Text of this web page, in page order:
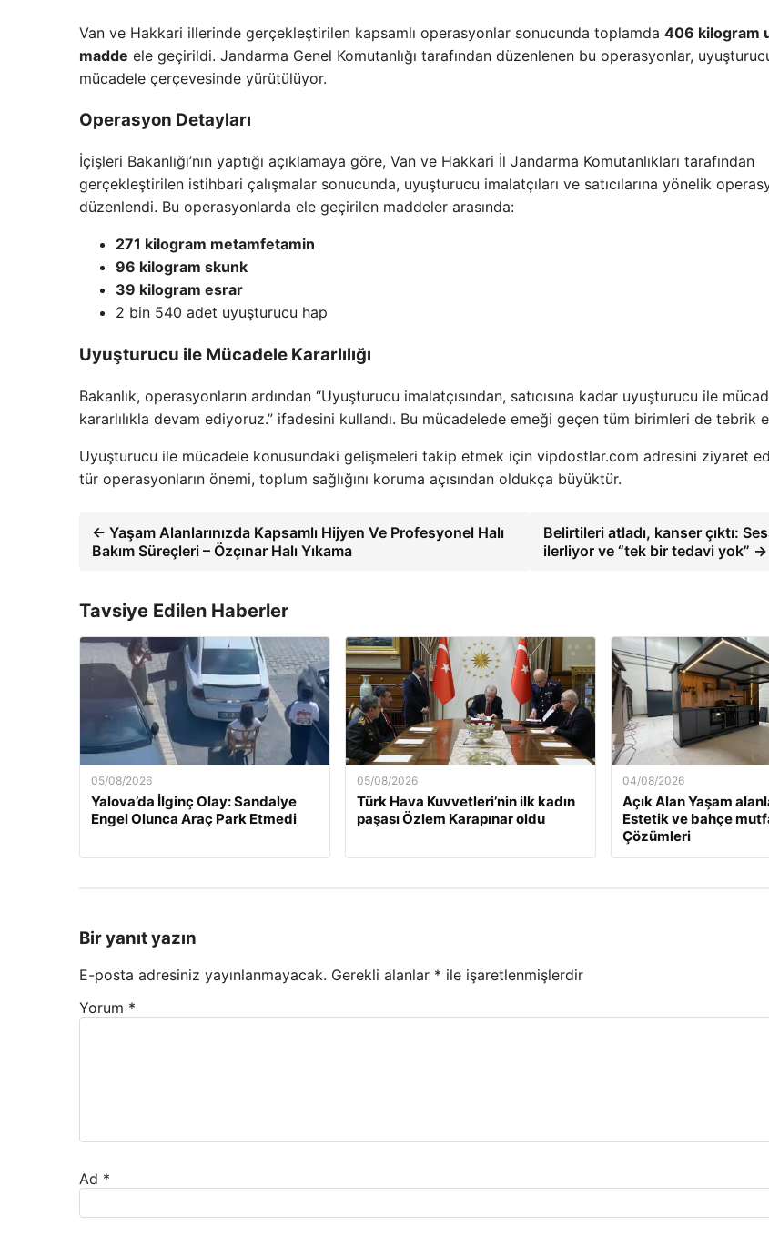
Van ve Hakkari illerinde gerçekleştirilen kapsamlı operasyonlar sonucunda toplamda 406 kilogram
madde ele geçirildi. Jandarma Genel Komutanlığı tarafından düzenlenen bu operasyonlar,
mücadele çerçevesinde yürütülüyor.
Operasyon Detayları
İçişleri Bakanlığı’nın yaptığı açıklamaya göre, Van ve Hakkari İl Jandarma Komutanlıkları tarafından
gerçekleştirilen istihbari çalışmalar sonucunda, uyuşturucu imalatçıları ve satıcılarına yönelik
düzenlendi. Bu operasyonlarda ele geçirilen maddeler arasında:
271 kilogram metamfetamin
96 kilogram skunk
39 kilogram esrar
2 bin 540 adet uyuşturucu hap
Uyuşturucu ile Mücadele Kararlılığı
Bakanlık, operasyonların ardından “Uyuşturucu imalatçısından, satıcısına kadar uyuşturucu ile
kararlılıkla devam ediyoruz.” ifadesini kullandı. Bu mücadelede emeği geçen tüm birimleri de tebrik
Uyuşturucu ile mücadele konusundaki gelişmeleri takip etmek için vipdostlar.com adresini ziyaret
tür operasyonların önemi, toplum sağlığını koruma açısından oldukça büyüktür.
← Yaşam Alanlarınızda Kapsamlı Hijyen Ve Profesyonel Halı
Bakım Süreçleri – Özçınar Halı Yıkama
Belirtileri atladı, kanser çıktı:
ilerliyor ve “tek bir tedavi yok” →
Tavsiye Edilen Haberler
05/08/2026
Yalova’da İlginç Olay: Sandalye
Engel Olunca Araç Park Etmedi
05/08/2026
Türk Hava Kuvvetleri’nin ilk kadın
paşası Özlem Karapınar oldu
04/08/2026
Açık Alan Yaşam
Estetik ve bahçe
Çözümleri
Bir yanıt yazın
E-posta adresiniz yayınlanmayacak. Gerekli alanlar * ile işaretlenmişlerdir
Yorum *
Ad *